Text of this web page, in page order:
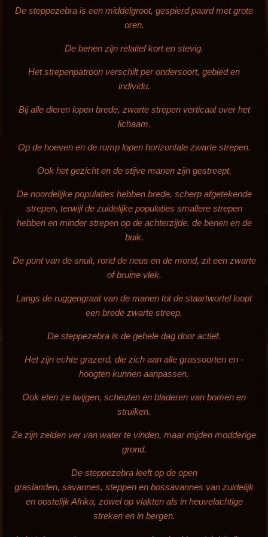
De steppezebra is een middelgroot, gespierd paardmet grote
oren.
De benen zijn relatief kort en stevig.
Het strepenpatroon verschilt per ondersoort, gebied en
individu.
Bij alle dieren lopen brede, zwarte strepen verticaal over het
lichaam.
Op de hoeven en de romp lopen horizontale zwarte strepen.
Ook het gezicht en de stijve manenzijn gestreept.
De noordelijke populaties hebben brede, scherp afgetekende
strepen, terwijl de zuidelijke populaties smallere strepen
hebben en minder strepen op de achterzijde, de benen en de
buik.
De punt van de snuit, rond de neus en de mond, zit een zwarte
of bruine vlek.
Langs de ruggengraatvan de manen tot de staartwortel loopt
een brede zwarte streep.
De steppezebra is de gehele dag door actief.
Het zijn echte grazerd, die zich aan alle grassoorten en -
hoogten kunnen aanpassen.
Ook eten ze twijgen, scheuten en bladeren van bomen en
struiken.
Ze zijn zelden ver van water te vinden, maar mijden modderige
grond.
De steppezebra leeft op de open
graslanden, savannes, steppen en bossavannes van zuidelijk
en oostelijk Afrika, zowel op vlakten als in heuvelachtige
streken en in bergen.